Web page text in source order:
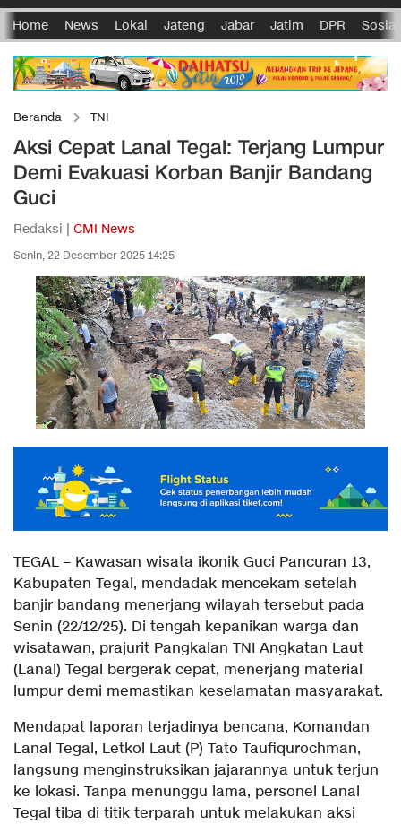
Home News Lokal Jateng Jabar Jatim DPR Sosial
Beranda TNI
Aksi Cepat Lanal Tegal: Terjang Lumpur
Demi Evakuasi Korban Banjir Bandang
Guci
Redaksi | CMI News
Senin, 22 Desember 2025 14:25
TEGAL – Kawasan wisata ikonik Guci Pancuran 13,
Kabupaten Tegal, mendadak mencekam setelah
banjir bandang menerjang wilayah tersebut pada
Senin (22/12/25). Di tengah kepanikan warga dan
wisatawan, prajurit Pangkalan TNI Angkatan Laut
(Lanal) Tegal bergerak cepat, menerjang material
lumpur demi memastikan keselamatan masyarakat.
Mendapat laporan terjadinya bencana, Komandan
Lanal Tegal, Letkol Laut (P) Tato Taufiqurochman,
langsung menginstruksikan jajarannya untuk terjun
ke lokasi. Tanpa menunggu lama, personel Lanal
Tegal tiba di titik terparah untuk melakukan aksi